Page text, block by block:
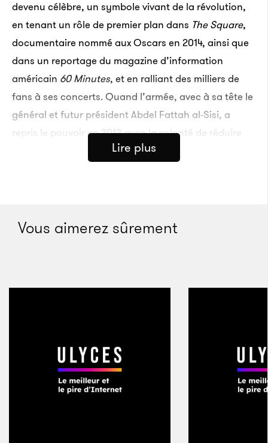
devenu célèbre, un symbole vivant de la révolution,
en tenant un rôle de premier plan dans The Square,
documentaire nommé aux Oscars en 2014, ainsi que
dans un reportage du magazine d’information
américain 60 Minutes, et en ralliant des milliers de
fans à ses concerts. Quand l’armée, avec à sa tête le
général et futur président Abdel Fattah al-Sisi, a
repris le pouvoir en 2013 avec la volonté de réduire
au silence la dissidence, Essam est devenu une cible
point de contrôle dans la ville de Suez, puis placé en
détention et interrogé toute la nuit – et alors que se
ICORN (International Cities of Refuge Network),
août, il a pris sa guitare et a quitté le pays. Grand,
large d’épaule, le visage encadré de longs cheveux
noirs aux boucles serrées, on croirait qu’il a
génétiquement été conçu pour devenir une rock star.
Lire plus
Vous aimerez sûrement